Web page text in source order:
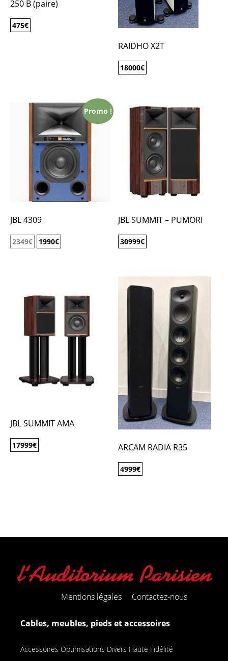
250 B (paire)
475€
RAIDHO X2T
18000€
Promo !
JBL 4309
2349€ 1990€
JBL SUMMIT – PUMORI
30999€
JBL SUMMIT AMA
17999€ ARCAM RADIA R35
4999€
Mentions légales Contactez-nous
Cables, meubles, pieds et accessoires
Accessoires Optimisations Divers Haute Fidélité